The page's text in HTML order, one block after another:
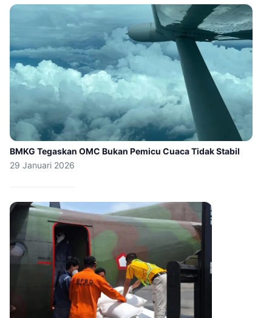
BMKG Tegaskan OMC Bukan Pemicu Cuaca Tidak Stabil
29 Januari 2026